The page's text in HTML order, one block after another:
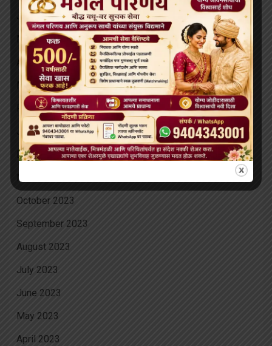
June 2024
May 2024
April 2024
March 2024
February 2024
January 2024
December 2023
November 2023
October 2023
September 2023
August 2023
July 2023
June 2023
May 2023
April 2023